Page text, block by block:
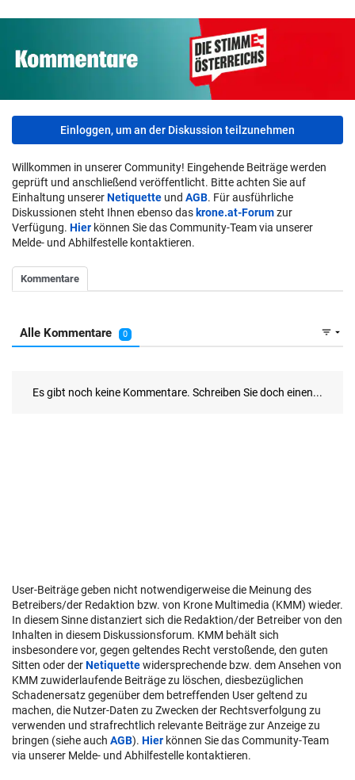
Einloggen, um an der Diskussion teilzunehmen
Willkommen in unserer Community! Eingehende Beiträge werden
geprüft und anschließend veröffentlicht. Bitte achten Sie auf
Einhaltung unsererNetiquette und AGB. Für ausführliche
Diskussionen steht Ihnen ebenso das krone.at-Forumzur
Verfügung. Hier können Sie das Community-Team via unserer
Melde- und Abhilfestelle kontaktieren.
User-Beiträge geben nicht notwendigerweise die Meinung des
Betreibers/der Redaktion bzw. von Krone Multimedia (KMM) wieder.
In diesem Sinne distanziert sich die Redaktion/der Betreiber von den
Inhalten in diesem Diskussionsforum. KMM behält sich
insbesondere vor, gegen geltendes Recht verstoßende, den guten
Sitten oder derNetiquettewidersprechende bzw. dem Ansehen von
KMM zuwiderlaufende Beiträge zu löschen, diesbezüglichen
Schadenersatz gegenüber dem betreffenden User geltend zu
machen, die Nutzer-Daten zu Zwecken der Rechtsverfolgung zu
verwenden und strafrechtlich relevante Beiträge zur Anzeige zu
bringen (siehe auch AGB). Hier können Sie das Community-Team
via unserer Melde- und Abhilfestelle kontaktieren.